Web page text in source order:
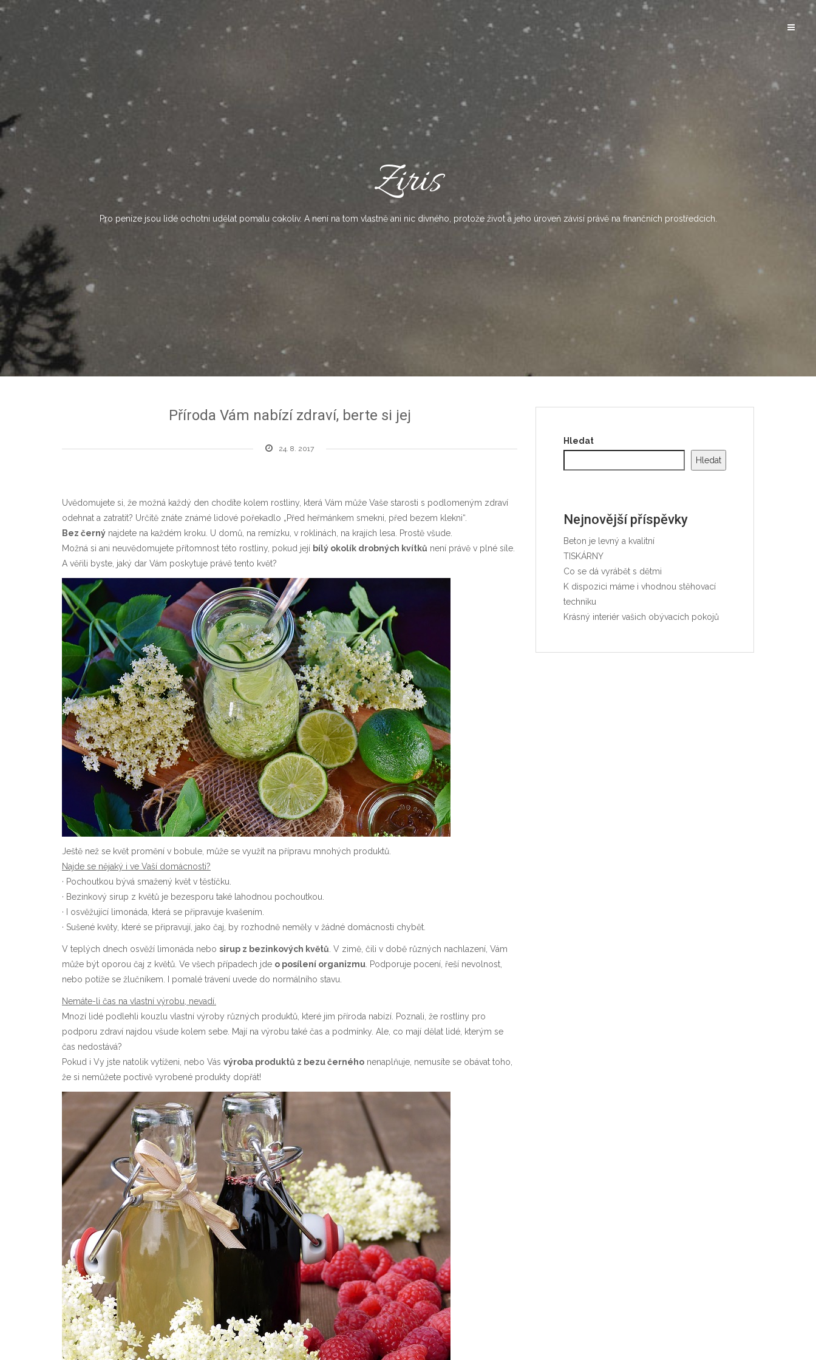
Skip
Ziris
Pro peníze jsou lidé ochotni udělat pomalu cokoliv. A není na tom vlastně ani nic divného, protože život a jeho úroveň závisí právě na finančních prostředcích.
Příroda Vám nabízí zdraví, berte si jej
24. 8. 2017
Uvědomujete si, že možná každý den chodíte kolem rostliny, která Vám může Vaše starosti s podlomeným zdraví
odehnat a zatratit? Určitě znáte známé lidové pořekadlo „Před heřmánkem smekni, před bezem klekni“.
Bez černý najdete na každém kroku. U domů, na remízku, v roklinách, na krajích lesa. Prostě všude.
Možná si ani neuvědomujete přítomnost této rostliny, pokud její bílý okolík drobných kvítků není právě v plné síle.
A věřili byste, jaký dar Vám poskytuje právě tento květ?
Ještě než se květ promění v bobule, může se využít na přípravu mnohých produktů.
Najde se nějaký i ve Vaší domácnosti?
· Pochoutkou bývá smažený květ v těstíčku.
· Bezinkový sirup z květů je bezesporu také lahodnou pochoutkou.
· I osvěžující limonáda, která se připravuje kvašením.
· Sušené květy, které se připravují, jako čaj, by rozhodně neměly v žádné domácnosti chybět.
V teplých dnech osvěží limonáda nebo sirup z bezinkových květů . V zimě, čili v době různých nachlazení, Vám
může být oporou čaj z květů. Ve všech případech jde o posílení organizmu . Podporuje pocení, řeší nevolnost,
nebo potíže se žlučníkem. I pomalé trávení uvede do normálního stavu.
Nemáte-li čas na vlastní výrobu, nevadí.
Mnozí lidé podlehli kouzlu vlastní výroby různých produktů, které jim příroda nabízí. Poznali, že rostliny pro
podporu zdraví najdou všude kolem sebe. Mají na výrobu také čas a podmínky. Ale, co mají dělat lidé, kterým se
čas nedostává?
Pokud i Vy jste natolik vytíženi, nebo Vás výroba produktů z bezu černého nenaplňuje, nemusíte se obávat toho,
že si nemůžete poctivě vyrobené produkty dopřát!
Hledat
Hledat
Nejnovější příspěvky
Beton je levný a kvalitní
TISKÁRNY
Co se dá vyrábět s dětmi
K dispozici máme i vhodnou stěhovací
techniku
Krásný interiér vašich obývacích pokojů